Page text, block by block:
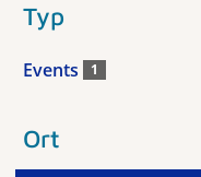
Typ
Events 1
Ort